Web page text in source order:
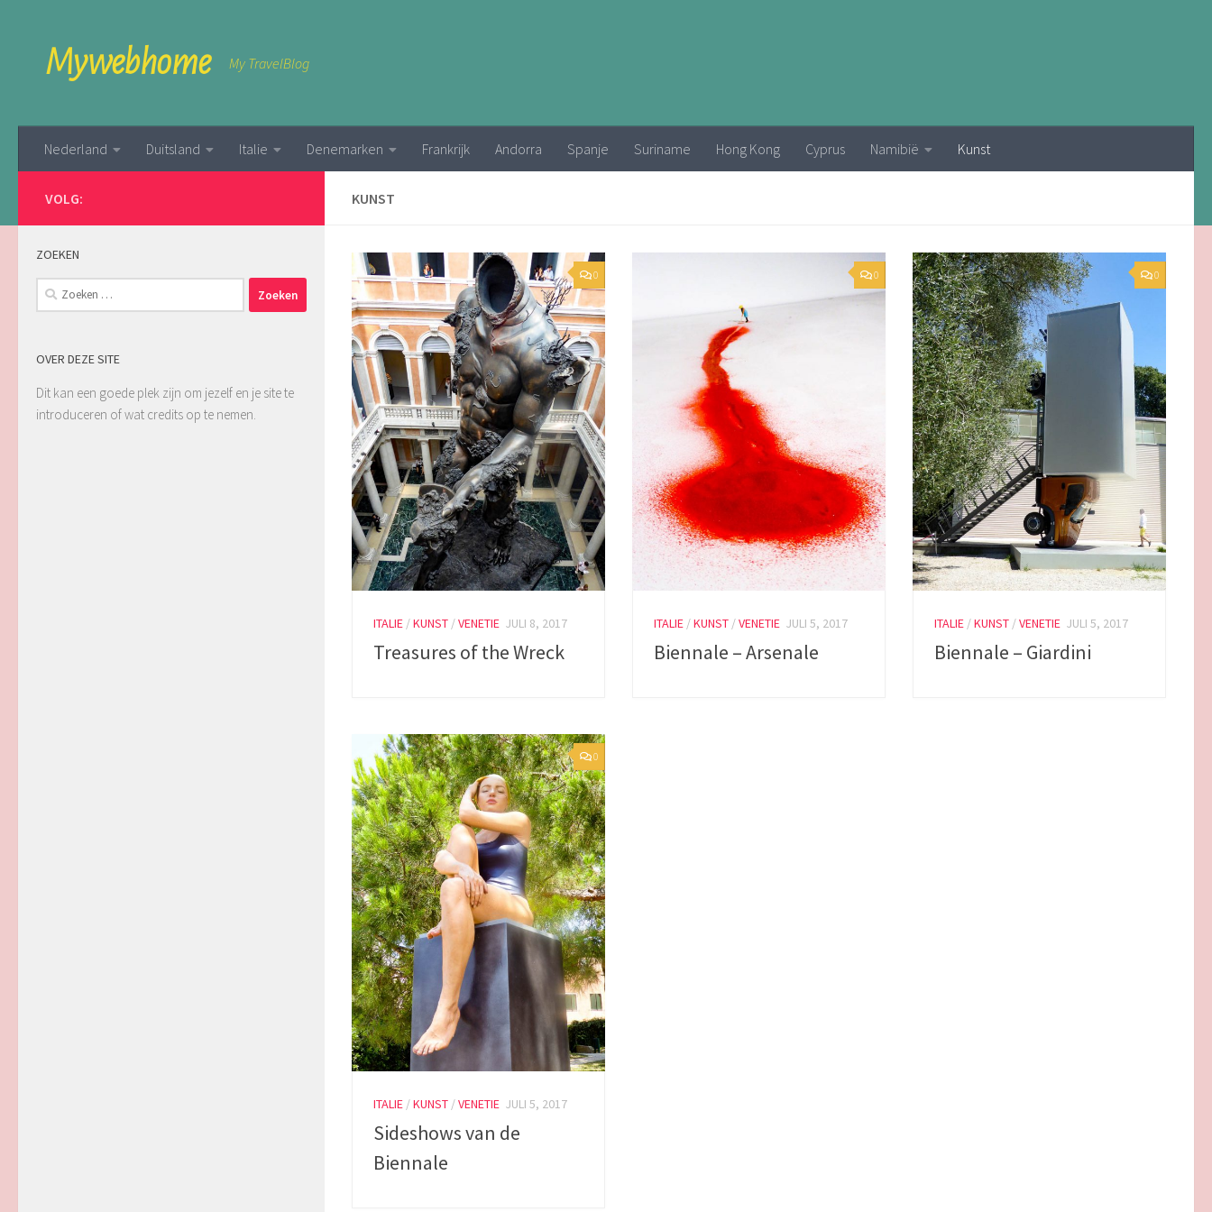
Mywebhome My TravelBlog
Nederland Duitsland Italie Denemarken Frankrijk Andorra Spanje Suriname Hong Kong Cyprus Namibië Kunst
KUNST
0
ITALIE /KUNST /VENETIE JULI 8, 2017
Treasures of the Wreck
0
ITALIE /KUNST /VENETIE JULI 5, 2017
Biennale – Arsenale
0
ITALIE /KUNST /VENETIE JULI 5, 2017
Biennale – Giardini
0
ITALIE /KUNST /VENETIE JULI 5, 2017
Sideshows van de
Biennale
VOLG:
ZOEKEN
Zoeken
naar:
OVER DEZE SITE
Dit kan een goede plek zijn om jezelf en je site te
introduceren of wat credits op te nemen.